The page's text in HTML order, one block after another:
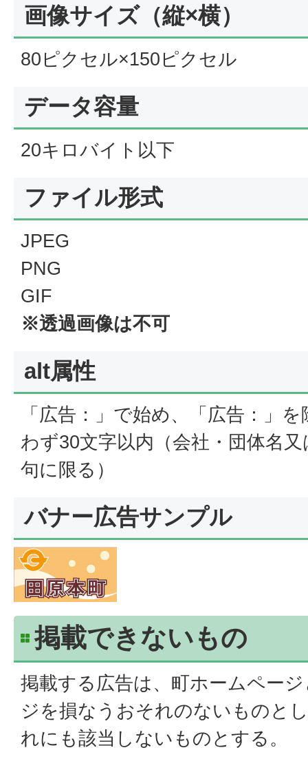
画像サイズ（縦×横）
80ピクセル×150ピクセル
データ容量
20キロバイト以下
ファイル形式
JPEG
PNG
GIF
※透過画像は不可
alt属性
「広告：」で始め、「広告：」
わず30文字以内（会社・団体名
句に限る）
バナー広告サンプル
掲載できないもの
掲載する広告は、町ホームペー
ジを損なうおそれのないものと
れにも該当しないものとする。